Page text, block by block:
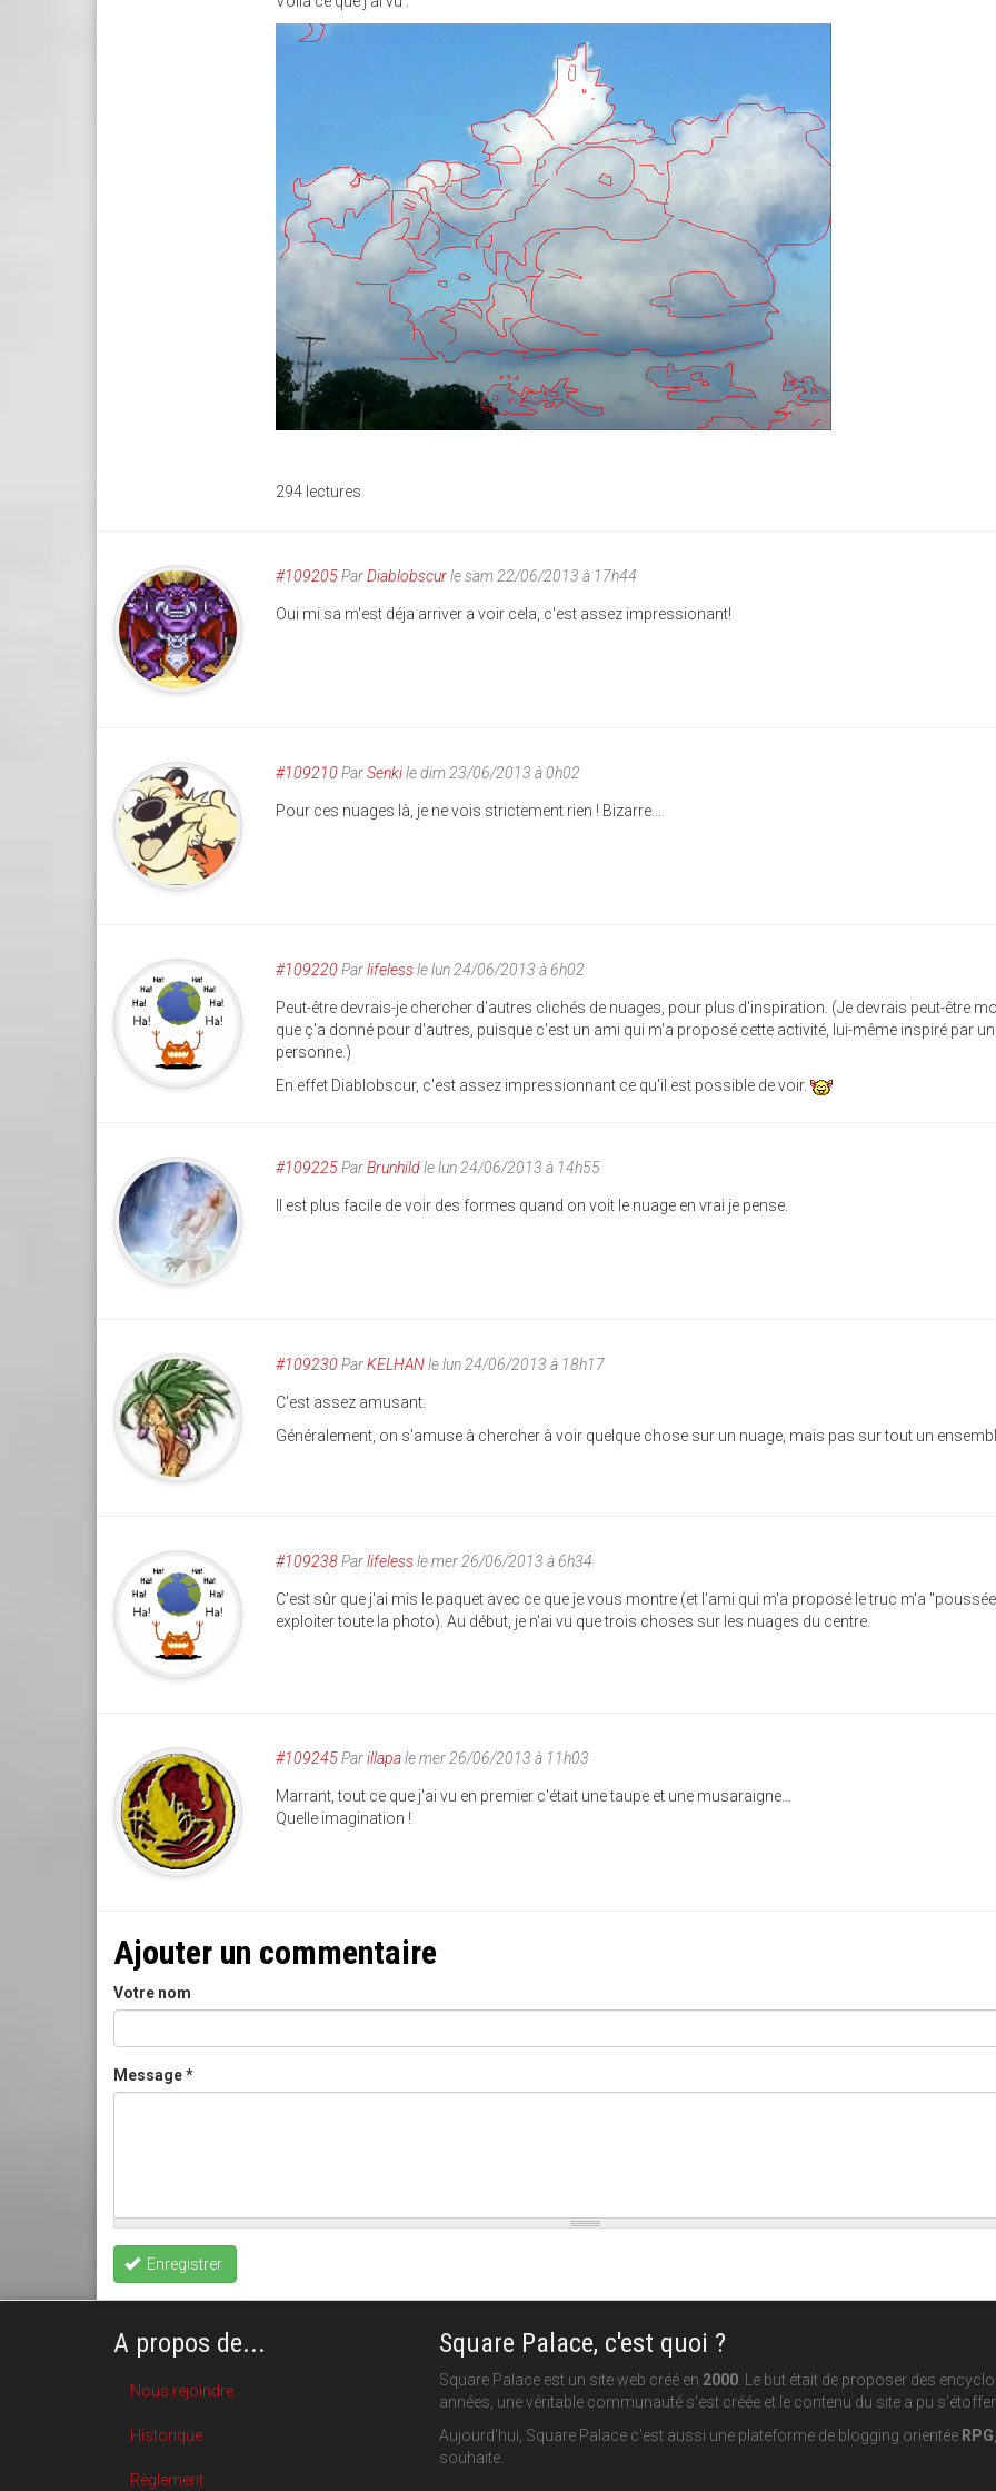
294 lectures
#109205ParDiablobscurle sam 22/06/2013 à 17h44
Oui mi sa m'est déja arriver a voir cela, c'est assez impressionant!
#109210 ParSenkile dim 23/06/2013 à 0h02
Pour ces nuages là, je ne vois strictement rien ! Bizarre...
#109220 Parlifelessle lun 24/06/2013 à 6h02
Peut-être devrais-je chercher d'autres clichés de nuages, pour plus d'inspiration. (Je devrais peut-être
que ç'a donné pour d'autres, puisque c'est un ami qui m'a proposé cette activité, lui-même inspiré par
personne.)
En effet Diablobscur, c'est assez impressionnant ce qu'il est possible de voir.
#109225ParBrunhildle lun 24/06/2013 à 14h55
Il est plus facile de voir des formes quand on voit le nuage en vrai je pense.
#109230 ParKELHANle lun 24/06/2013 à 18h17
C'est assez amusant.
Généralement, on s'amuse à chercher à voir quelque chose sur un nuage, mais pas sur tout un
#109238Parlifelessle mer 26/06/2013 à 6h34
C'est sûr que j'ai mis le paquet avec ce que je vous montre (et l'ami qui m'a proposé le truc m'a
exploiter toute la photo). Au début, je n'ai vu que trois choses sur les nuages du centre.
#109245Parillapale mer 26/06/2013 à 11h03
Marrant, tout ce que j'ai vu en premier c'était une taupe et une musaraigne...
Quelle imagination !
Ajouter un commentaire
Votre nom
Message*
Enregistrer
A propos de...
Nous rejoindre
Historique
Règlement
Square Palace, c'est quoi ?
Square Palace est un site web créé en 2000. Le but était de proposer des
années, une véritable communauté s'est créée et le contenu du site a pu
Aujourd'hui, Square Palace c'est aussi une plateforme de blogging orientée RPG
souhaite.